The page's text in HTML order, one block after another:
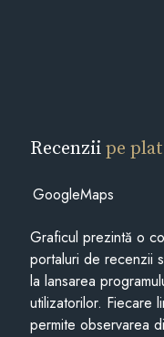
Recenziipe
GoogleMaps
Graficul prezintă o
portaluri de recenzii
la lansarea
utilizatorilor. Fiecare
permite observarea